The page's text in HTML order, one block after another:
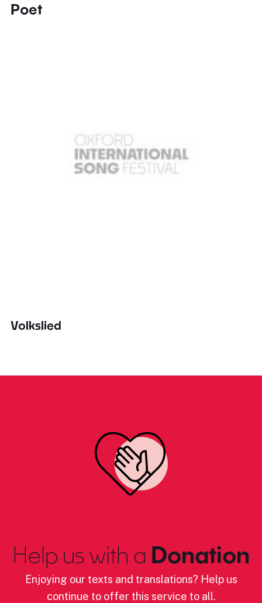
Poet
Volkslied
Help us with a Donation
Enjoying our texts and translations? Help us
continue to offer this service to all.